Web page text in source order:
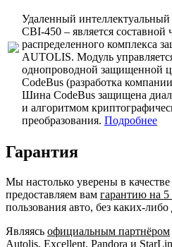
Удаленный
CBI-450 – является составной
распределенного комплекса
AUTOLIS. Модуль
однопроводной защищенной
CodeBus (разработка
Шина CodeBus защищена
и алгоритмом
преобразования. Подробнее
Гарантия
Мы настолько уверены в
предоставляем вам гарантию на 5
пользования авто, без каких-
Являясь официальным партнёром
Autolis, Excellent, Pandora и